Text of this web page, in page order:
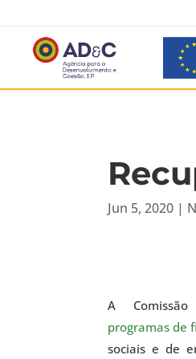
Jun 5, 2020 |
A
programas de
sociais e de